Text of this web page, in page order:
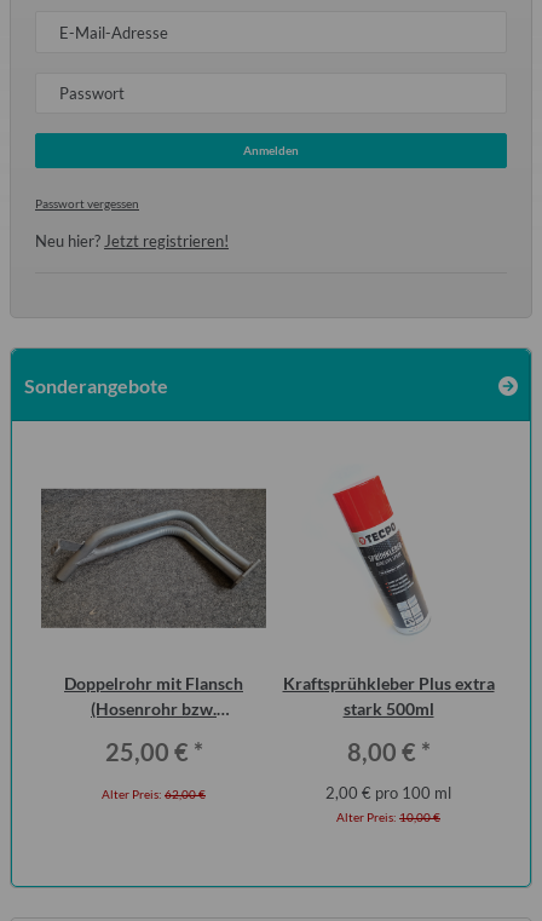
E-Mail-Adresse
Passwort
Anmelden
Passwort vergessen
Neu hier?Jetzt registrieren!
Sonderangebote
Doppelrohr mit Flansch
(Hosenrohr bzw.
(ohne KAT)
25,00 € *
Alter Preis: 62,00 €
Kraftsprühkleber Plus extra
stark 500ml
8,00 € *
2,00 € pro 100 ml
Alter Preis: 10,00 €